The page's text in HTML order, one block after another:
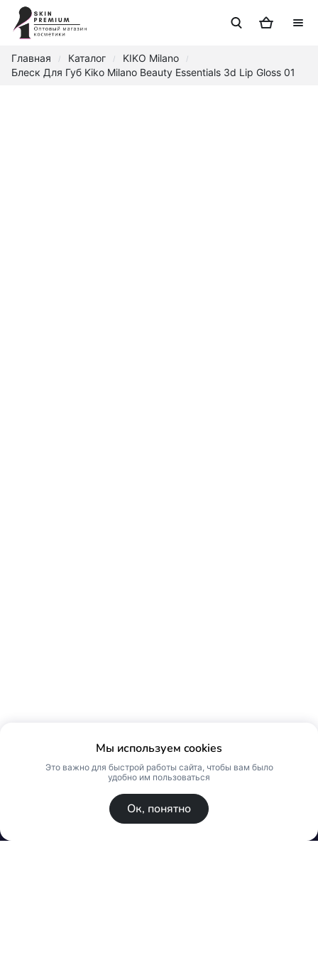
Главная / Каталог / KIKO Milano /
Блеск Для Губ Kiko Milano Beauty Essentials 3d Lip Gloss 01
Мы используем cookies
Это важно для быстрой работы сайта, чтобы вам было
удобно им пользоваться
Ок, понятно